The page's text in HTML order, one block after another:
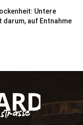
Untere
auf Entnahme